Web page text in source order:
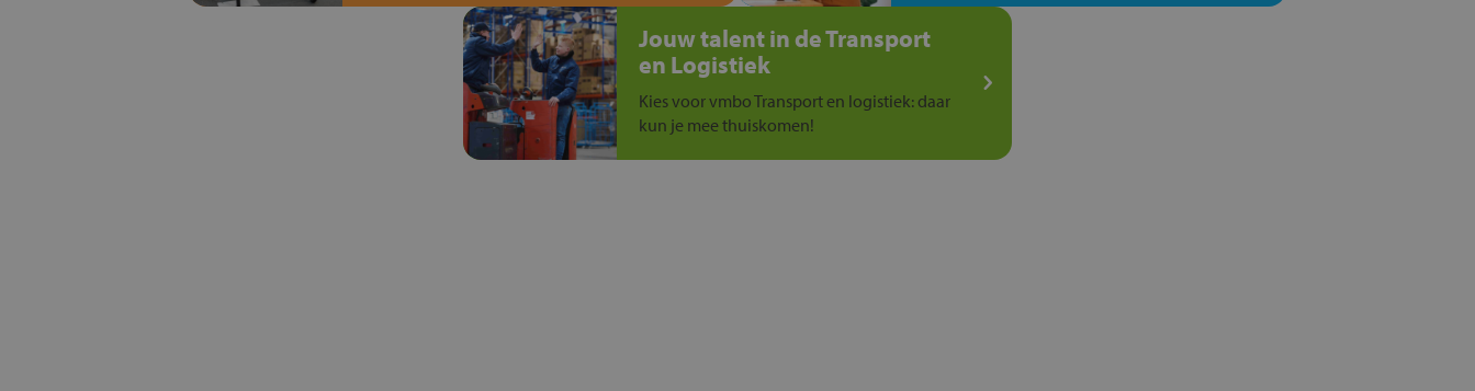
Jouw talent in de Transport
en Logistiek
Kies voor vmbo Transport en logistiek: daar
kun je mee thuiskomen!